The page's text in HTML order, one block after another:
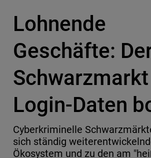
Lohnende
Geschäfte:
Login-Daten
Cyberkriminelle
sich ständig
Ökosystem und zu den am